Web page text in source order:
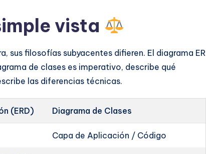
vista
sus filosofías subyacentes difieren. El diagrama ER
de clases es imperativo, describe qué
las diferencias técnicas.
(ERD) Diagrama de Clases
Capa de Aplicación / Código